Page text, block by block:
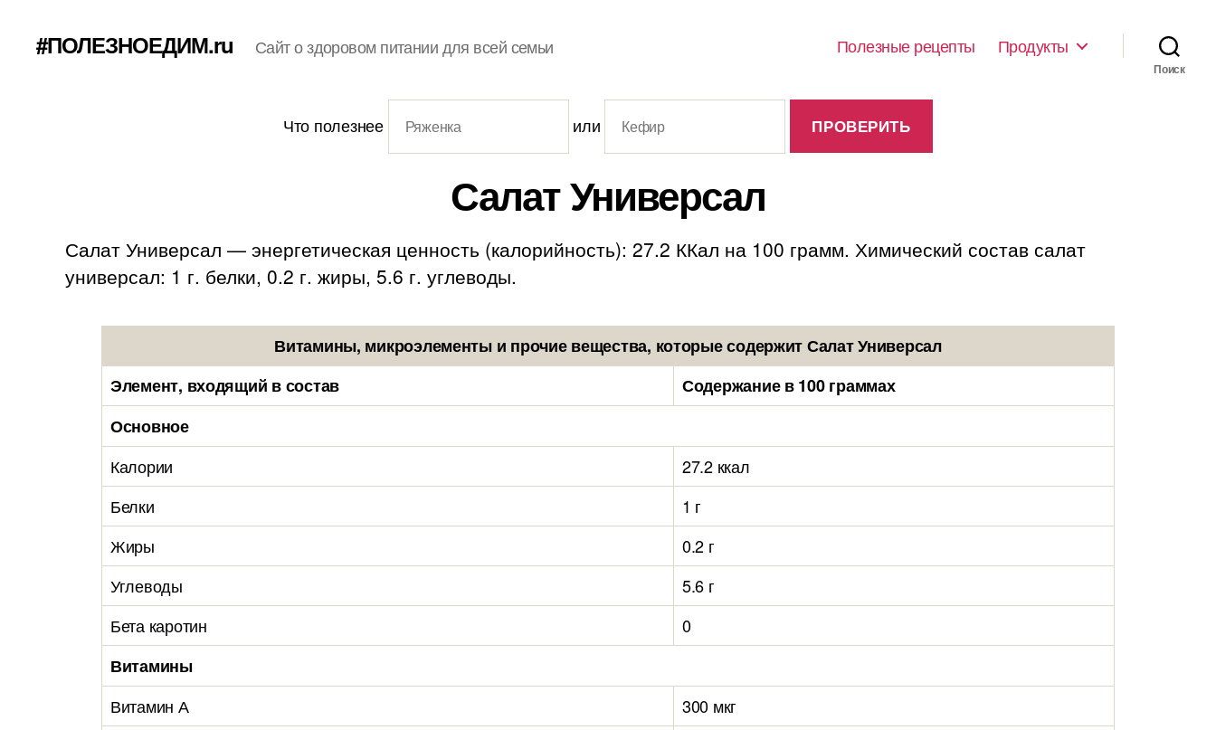
#ПОЛЕЗНОЕДИМ.ru Сайт о здоровом питании для всей семьи Полезные рецепты Продукты
Поиск
Что полезнее или
Салат Универсал
Салат Универсал — энергетическая ценность (калорийность): 27.2 ККал на 100 грамм. Химический состав салат
универсал: 1 г. белки, 0.2 г. жиры, 5.6 г. углеводы.
Витамины, микроэлементы и прочие вещества, которые содержит Салат Универсал
Элемент, входящий в состав
Содержание в 100 граммах
Основное
Калории
27.2 ккал
Белки
1 г
Жиры
0.2 г
Углеводы
5.6 г
Бета каротин
0
Витамины
Витамин А
300 мкг